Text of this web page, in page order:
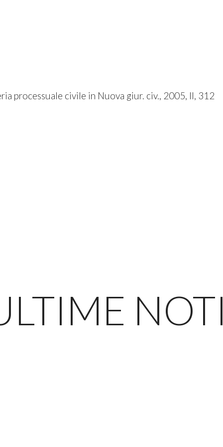
processuale civile in Nuova giur. civ., 2005, II, 312